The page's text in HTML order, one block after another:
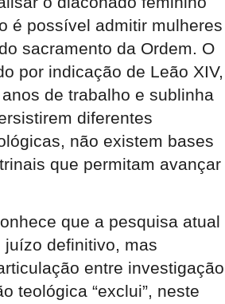
é possível admitir mulheres
sacramento da Ordem. O
por indicação de Leão XIV,
de trabalho e sublinha
diferentes
não existem bases
que permitam avançar
que a pesquisa atual
juízo definitivo, mas
entre investigação
teológica “exclui”, neste